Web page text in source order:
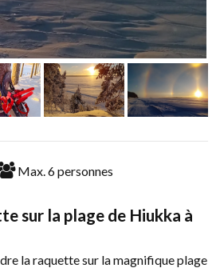
Max. 6personnes
sur la plage de Hiukka à
la raquette sur la magnifique plage